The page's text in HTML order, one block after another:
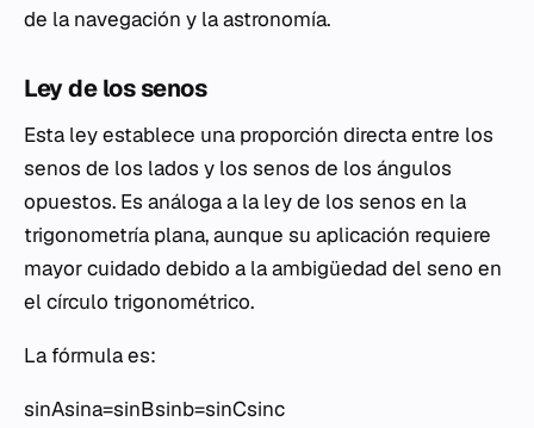
de la navegación y la astronomía.
Ley de los senos
Esta ley establece una proporción directa entre los
senos de los lados y los senos de los ángulos
opuestos. Es análoga a la ley de los senos en la
trigonometría plana, aunque su aplicación requiere
mayor cuidado debido a la ambigüedad del seno en
el círculo trigonométrico.
La fórmula es:
sinAsina​=sinBsinb​=sinCsinc​